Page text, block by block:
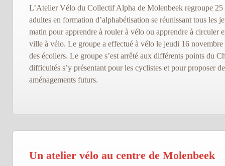
L’Atelier Vélo du Collectif Alpha de Molenbeek regroupe 25
adultes en formation d’alphabétisation se réunissant tous les
matin pour apprendre à rouler à vélo ou apprendre à circuler
ville à vélo. Le groupe a effectué à vélo le jeudi 16
des écoliers. Le groupe s’est arrêté aux différents points du
difficultés s’y présentant pour les cyclistes et pour proposer
aménagements futurs.
Un atelier vélo au centre de Molenbeek